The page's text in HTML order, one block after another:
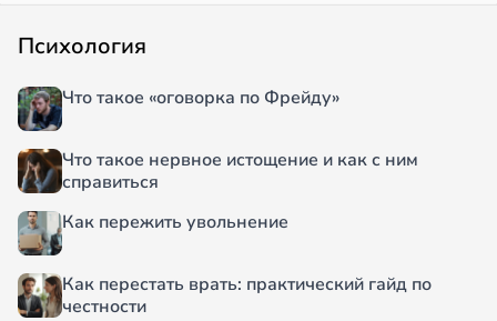
Психология
Что такое «оговорка по Фрейду»
Что такое нервное истощение и как с ним
справиться
Как пережить увольнение
Как перестать врать: практический гайд по
честности